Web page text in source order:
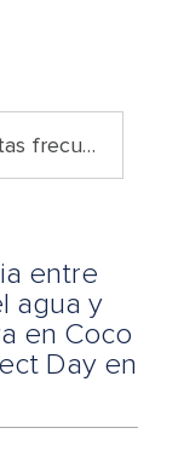
Busca en nuestras Preguntas frecuentes
entre
agua y
en Coco
Day en